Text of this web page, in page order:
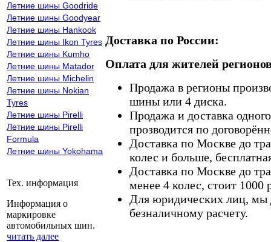
Летние шины Goodride
Летние шины Goodyear
Летние шины Hankook
Летние шины Ikon Tyres
Летние шины Kumho
Летние шины Matador
Летние шины Michelin
Летние шины Nokian
Tyres
Летние шины Pirelli
Летние шины Pirelli
Formula
Летние шины Yokohama
Тех. информация
Информация о
маркировке
автомобильных шин.
читать далее
Доставка по России:
Оплата для жителей
Продажа в регионы
шины или 4 диска.
Продажа и доставка
прозводится по
Доставка по Москве до
колес и больше,
Доставка по Москве до
менее 4 колес, стоит 1000
Для юридических лиц, мы
безналичному расчету.